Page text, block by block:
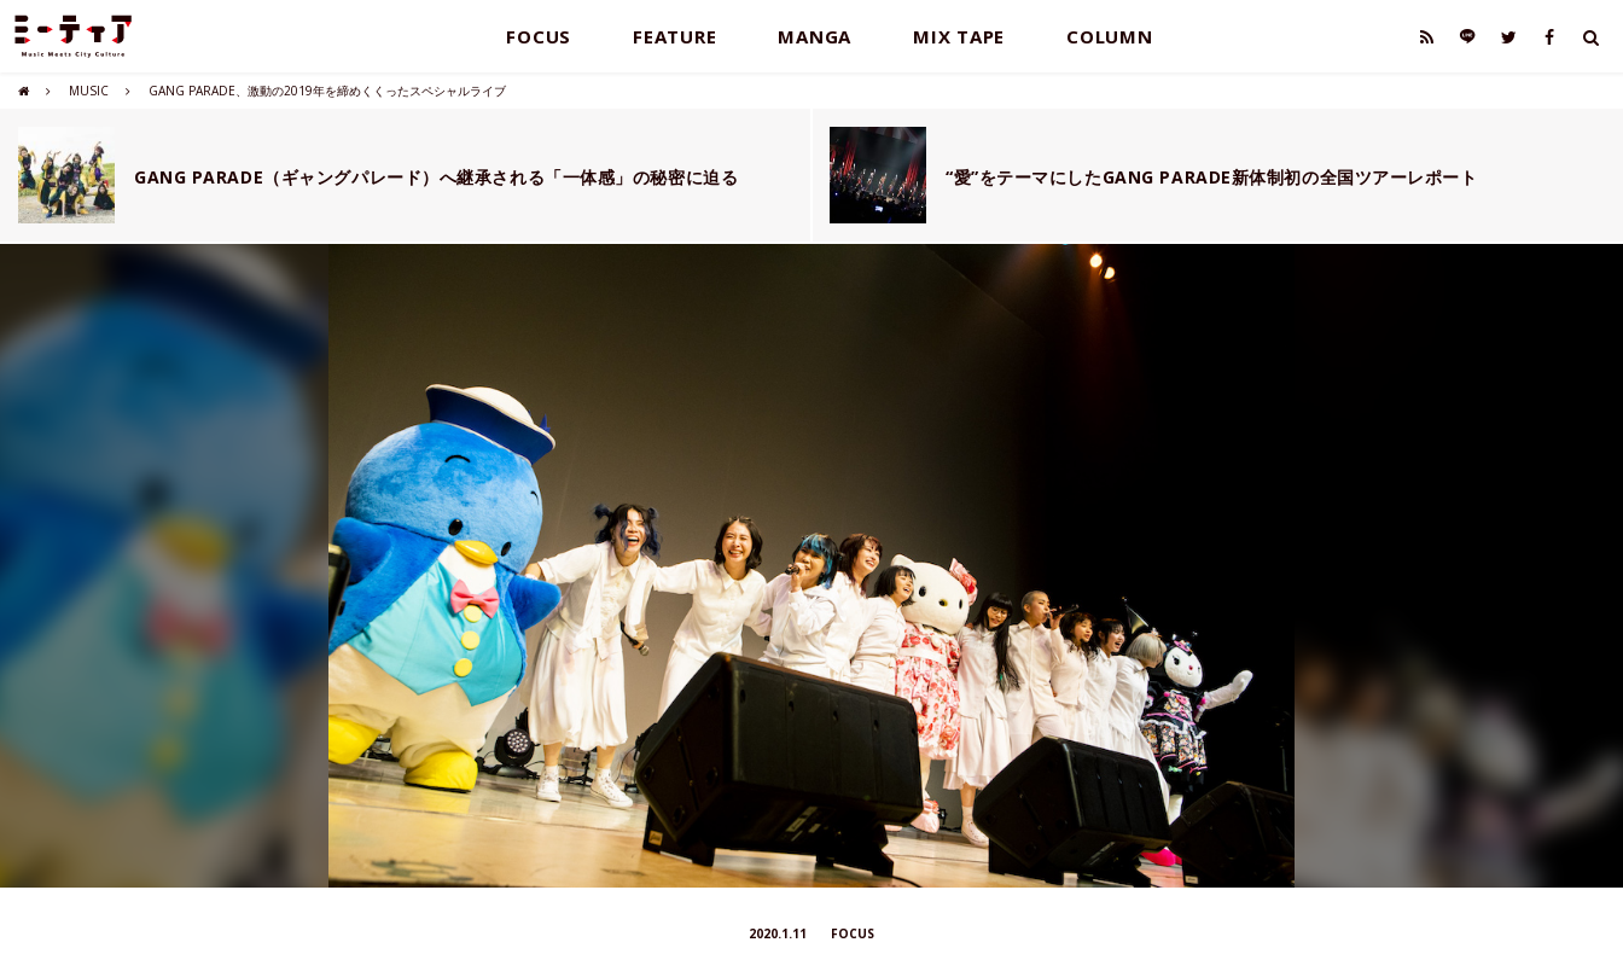
FOCUS FEATURE MANGA MIX TAPE COLUMN
MUSIC GANG PARADE、激動の2019年を締めくくったスペシャルライブ
GANG PARADE（ギャングパレード）へ継承される「一体感」の秘密に迫る “愛”をテーマにしたGANG PARADE新体制初の全国ツアーレポート
2020.1.11 FOCUS